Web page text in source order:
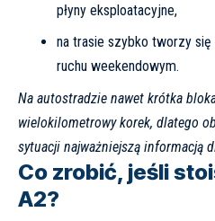
płyny eksploatacyjne,
na trasie szybko tworzy
ruchu weekendowym.
Na autostradzie nawet krótka
wielokilometrowy korek, dlatego
sytuacji najważniejszą informacją
Co zrobić, jeśli
A2?